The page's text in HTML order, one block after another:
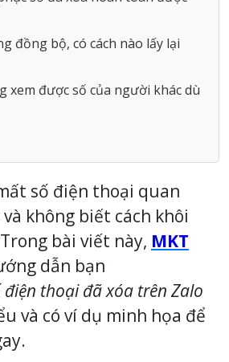
đồng bộ, có cách nào lấy lại
xem được số của người khác dù
số điện thoại quan
không biết cách khôi
bài viết này, MKT
dẫn bạn
thoại đã xóa trên Zalo
và có ví dụ minh họa để